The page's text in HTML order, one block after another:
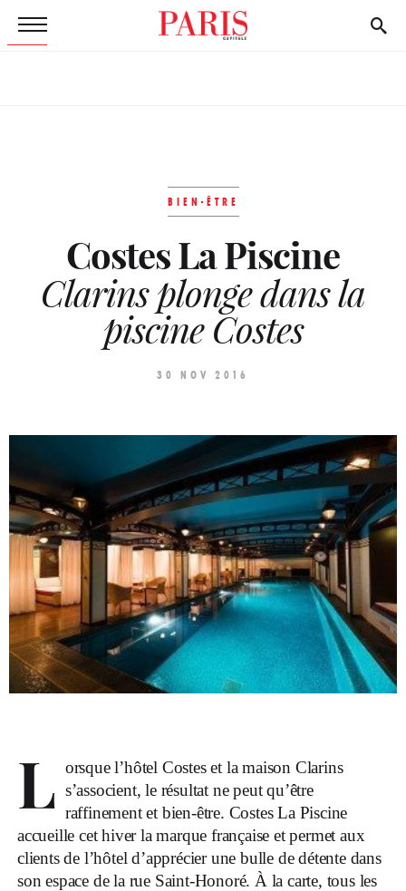
BIEN-ÊTRE
Costes La Piscine
Clarins plonge dans la
piscine Costes
30 NOV 2016
L orsque l’hôtel Costes et la maison Clarins
s’associent, le résultat ne peut qu’être
raffinement et bien-être. Costes La Piscine
accueille cet hiver la marque française et permet aux
clients de l’hôtel d’apprécier une bulle de détente dans
son espace de la rue Saint-Honoré. À la carte, tous les